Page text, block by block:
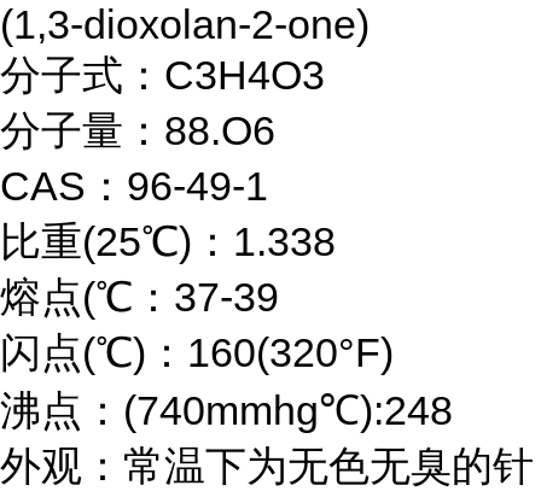
(1,3-dioxolan-2-one)
分子式：C3H4O3
分子量：88.O6
CAS：96-49-1
比重(25℃)：1.338
熔点(℃：37-39
闪点(℃)：160(320°F)
沸点：(740mmhg℃):248
外观：常温下为无色无臭的针